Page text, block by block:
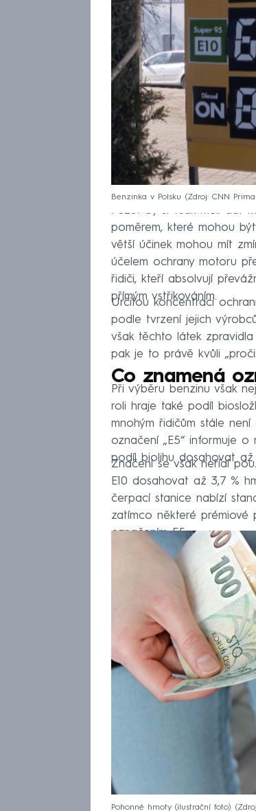
Benzinka v Polsku Zdroj: CNN Prima
Pozor by si však měli dát
poměrem, které mohou
větší účinek mohou mít
účelem ochrany motoru
řidiči, kteří absolvují
přímým vstřikováním.
Určitou koncentraci
podle tvrzení jejich
však těchto látek
pak je to právě kvůli
Co znamená
Při výběru benzinu však
roli hraje také podíl
mnohým řidičům stále
označení „E5“ informuje o
podíl biolihu dosahovat až
Značení se však neřídí
E10 dosahovat až 3,7 %
čerpací stanice nabízí
zatímco některé prémiové
označením E5.
Pohonné hmoty (ilustrační foto)